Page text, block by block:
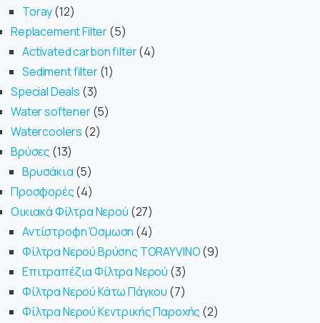
Toray 12
Replacement Filter 5
Activated carbon filter 4
Sediment filter 1
Special Deals 3
Water softener 5
Watercoolers 2
Βρύσες 13
Βρυσάκια 5
Προσφορές 4
Οικιακά Φίλτρα Νερού 27
Αντίστροφη Όσμωση 4
Φίλτρα Νερού Βρύσης TORAYVINO 9
Επιτραπέζια Φίλτρα Νερού 3
Φίλτρα Νερού Κάτω Πάγκου 7
Φίλτρα Νερού Κεντρικής Παροχής 2